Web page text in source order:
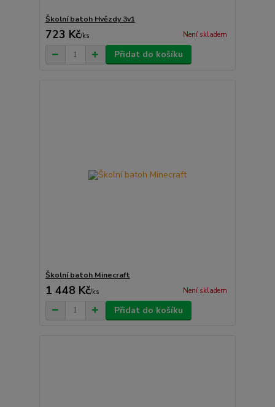
Školní batoh Hvězdy 3v1
723 Kč/ks Není skladem
Přidat do košíku
Školní batoh Minecraft
1 448 Kč/ks Není skladem
Přidat do košíku